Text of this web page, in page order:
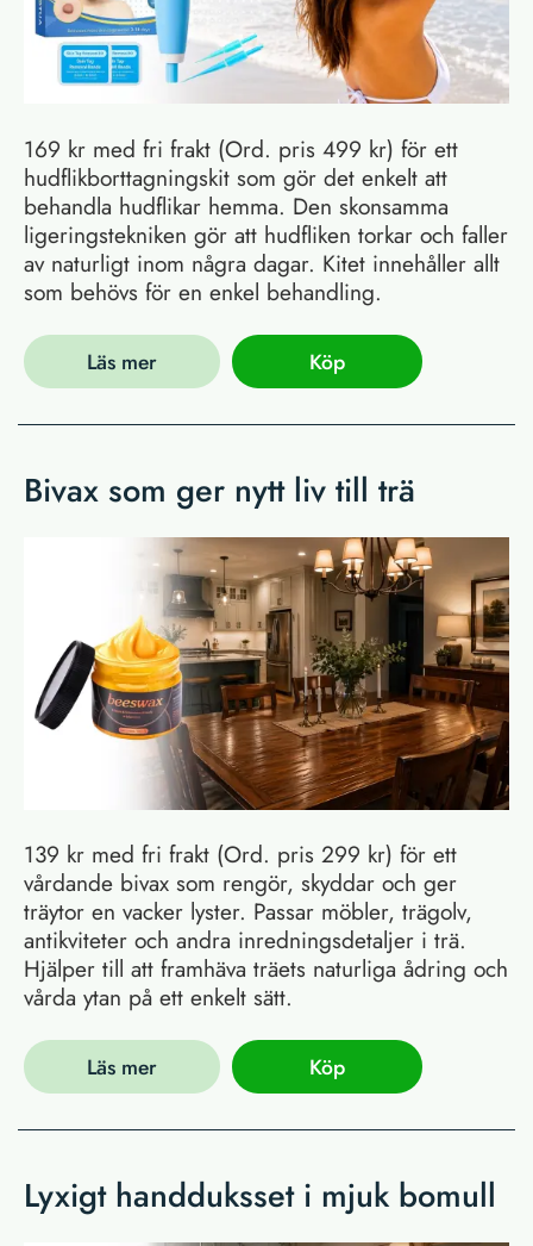
169 kr med fri frakt (Ord. pris 499 kr) för ett
hudflikborttagningskit som gör det enkelt att
behandla hudflikar hemma. Den skonsamma
ligeringstekniken gör att hudfliken torkar och faller
av naturligt inom några dagar. Kitet innehåller allt
som behövs för en enkel behandling.
Läs mer Köp
Bivax som ger nytt liv till trä
139 kr med fri frakt (Ord. pris 299 kr) för ett
vårdande bivax som rengör, skyddar och ger
träytor en vacker lyster. Passar möbler, trägolv,
antikviteter och andra inredningsdetaljer i trä.
Hjälper till att framhäva träets naturliga ådring och
vårda ytan på ett enkelt sätt.
Läs mer Köp
Lyxigt handduksset i mjuk bomull